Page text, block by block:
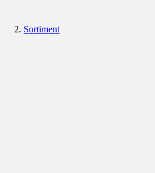
Sortiment